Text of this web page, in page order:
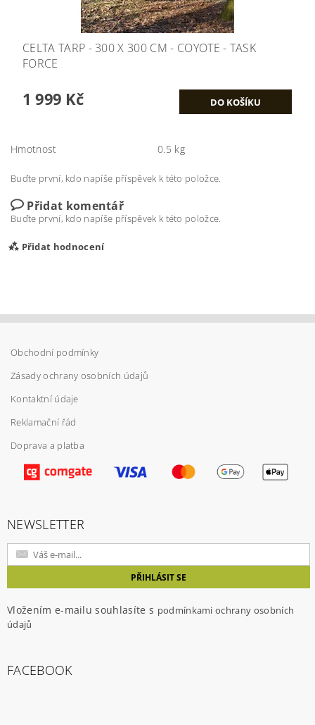
CELTA TARP - 300 X 300 CM - COYOTE - TASK
FORCE
1 999 Kč
Hmotnost 0.5 kg
Buďte první, kdo napíše příspěvek k této položce.
Přidat komentář
Buďte první, kdo napíše příspěvek k této položce.
Přidat hodnocení
Vložením hodnocení souhlasíte spodmínkami
ochrany osobních údajů
Obchodní podmínky
Zásady ochrany osobních údajů
Kontaktní údaje
Reklamační řád
Doprava a platba
NEWSLETTER
Vložením e-mailu souhlasíte s podmínkami ochrany osobních
údajů
FACEBOOK